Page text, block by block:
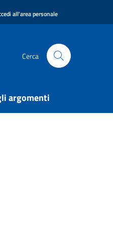
all'area personale
Cerca
argomenti